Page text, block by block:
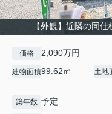
【外観】近隣の同
価格 2,090万円
建物面積99.62㎡ 土地
築年数 予定